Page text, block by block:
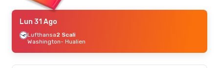
Lun 31 Ago
Lufthansa2 Scali
Washington- Hualien